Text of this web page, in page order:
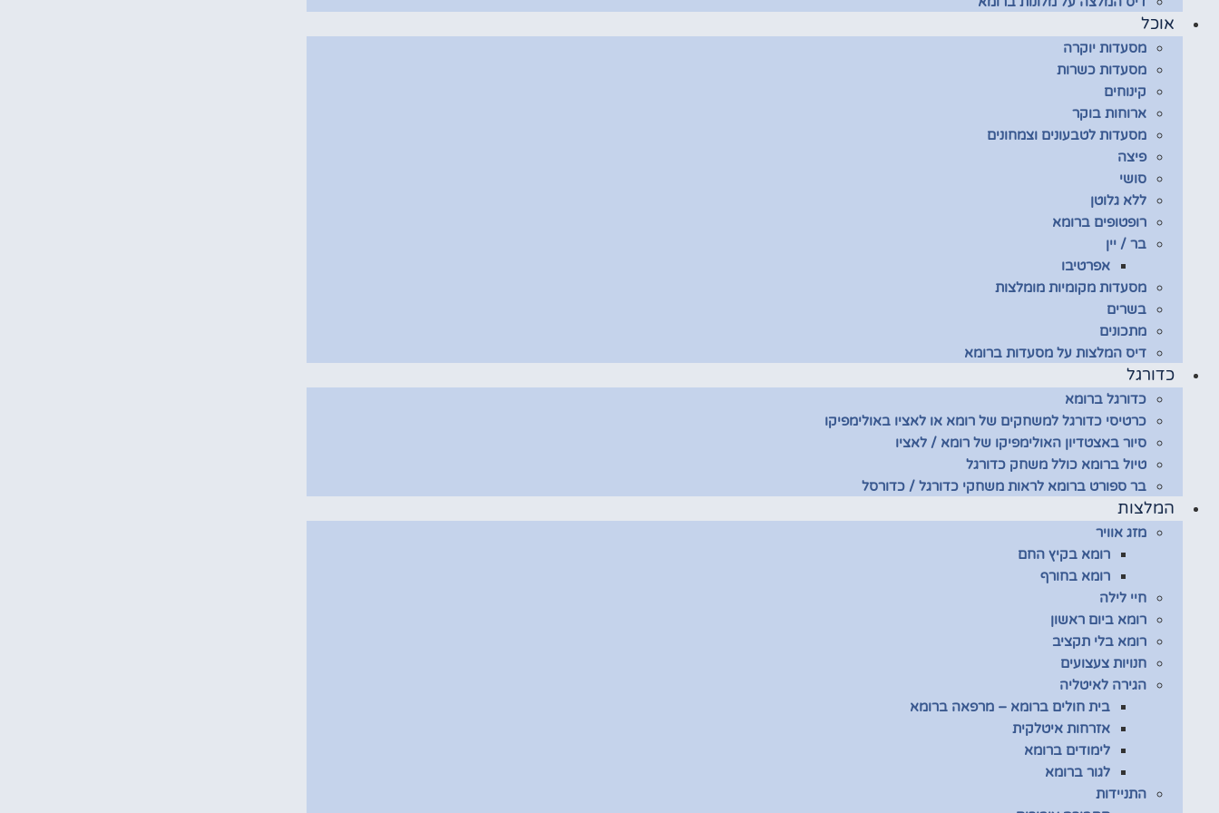
אוכל
מסעדות יוקרה
מסעדות כשרות
קינוחים
ארוחות בוקר
מסעדות לטבעונים וצמחונים
פיצה
סושי
ללא גלוטן
רופטופים ברומא
בר / יין
אפרטיבו
מסעדות מקומיות מומלצות
בשרים
מתכונים
דיס המלצות על מסעדות ברומא
כדורגל
כדורגל ברומא
כרטיסי כדורגל למשחקים של רומא או לאציו באולימפיקו
סיור באצטדיון האולימפיקו של רומא / לאציו
טיול ברומא כולל משחק כדורגל
בר ספורט ברומא לראות משחקי כדורגל / כדורסל
המלצות
מזג אוויר
רומא בקיץ החם
רומא בחורף
חיי לילה
רומא ביום ראשון
רומא בלי תקציב
חנויות צעצועים
הגירה לאיטליה
בית חולים ברומא – מרפאה ברומא
אזרחות איטלקית
לימודים ברומא
לגור ברומא
התניידות